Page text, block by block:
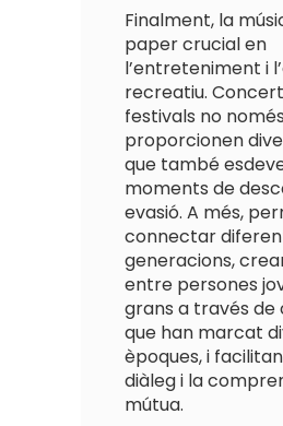
Finalment, la
paper crucial en
l’entreteniment i
recreatiu.
festivals no només
proporcionen
que també
moments de
evasió. A més,
connectar
generacions,
entre persones
grans a través de
que han marcat
èpoques, i
diàleg i la
mútua.